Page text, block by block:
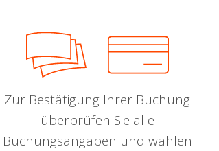
Zur Bestätigung Ihrer Buchung
überprüfen Sie alle
Buchungsangaben und wählen